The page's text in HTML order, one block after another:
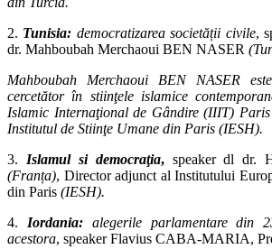
2. Tunisia: democratizarea societății civile,
dr. Mahboubah Merchaoui BEN NASER
Mahboubah Merchaoui BEN NASER
cercetător în stiinţele islamice
Islamic Internaţional de Gândire (IIIT)
Institutul de Stiinţe Umane din Paris (IESH).
3. Islamul si democraţia, speaker dl dr.
(Franța), Director adjunct al Institutului
din Paris (IESH).
4. Iordania: alegerile parlamentare din
acestora, speaker Flavius CABA-MARIA,